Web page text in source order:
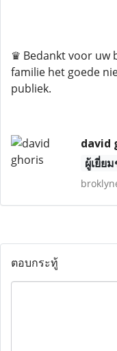
♛ Bedankt voor uw
familie het goede
publiek.
david
ผู้เยี่ย
ตอบกระทู้